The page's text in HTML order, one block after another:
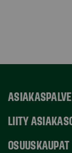
LIITY
OSUUSKAUPAT